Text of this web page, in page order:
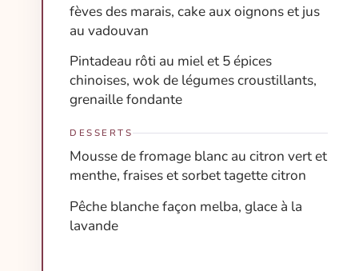
fèves des marais, cake aux oignons et jus
au vadouvan
Pintadeau rôti au miel et 5 épices
chinoises, wok de légumes croustillants,
grenaille fondante
DESSERTS
Mousse de fromage blanc au citron vert et
menthe, fraises et sorbet tagette citron
Pêche blanche façon melba, glace à la
lavande